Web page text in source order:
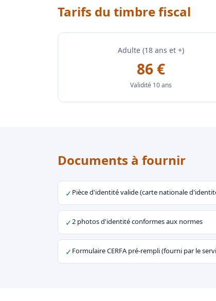
Tarifs du timbre fiscal
Adulte (18 ans et +)
86 €
Validité 10 ans
Documents à fournir
✓ Pièce d'identité valide (carte nationale
✓2 photos d'identité conformes aux normes
✓ Formulaire CERFA pré-rempli (fourni par le